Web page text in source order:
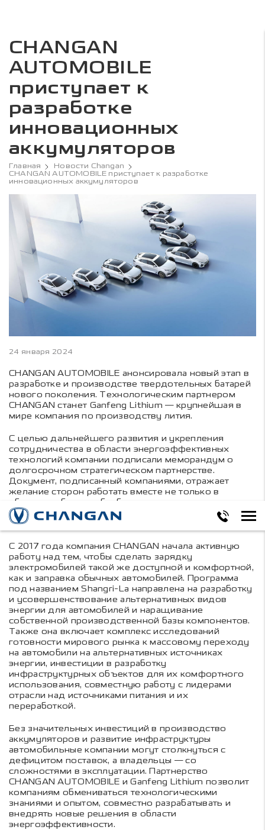
CHANGAN
AUTOMOBILE
приступает к
разработке
инновационных
аккумуляторов
Главная
Новости Changan
CHANGAN AUTOMOBILE приступает к разработке
инновационных аккумуляторов
24 января 2024
CHANGAN AUTOMOBILE анонсировала новый этап в
разработке и производстве твердотельных батарей
нового поколения. Технологическим партнером
CHANGAN станет Ganfeng Lithium — крупнейшая в
мире компания по производству лития.
С целью дальнейшего развития и укрепления
сотрудничества в области энергоэффективных
технологий компании подписали меморандум о
долгосрочном стратегическом партнерстве.
Документ, подписанный компаниями, отражает
желание сторон работать вместе не только в
области добычи и обработки лития, но и в
разработке инновационных материалов для
аккумуляторов и утилизации старых батарей.
С 2017 года компания CHANGAN начала активную
работу над тем, чтобы сделать зарядку
электромобилей такой же доступной и комфортной,
как и заправка обычных автомобилей. Программа
под названием Shangri-La направлена на разработку
и усовершенствование альтернативных видов
энергии для автомобилей и наращивание
собственной производственной базы компонентов.
Также она включает комплекс исследований
готовности мирового рынка к массовому переходу
на автомобили на альтернативных источниках
энергии, инвестиции в разработку
инфраструктурных объектов для их комфортного
использования, совместную работу с лидерами
отрасли над источниками питания и их
переработкой.
Без значительных инвестиций в производство
аккумуляторов и развитие инфраструктуры
автомобильные компании могут столкнуться с
дефицитом поставок, а владельцы — со
сложностями в эксплуатации. Партнерство
CHANGAN AUTOMOBILE и Ganfeng Lithium позволит
компаниям обмениваться технологическими
знаниями и опытом, совместно разрабатывать и
внедрять новые решения в области
энергоэффективности.